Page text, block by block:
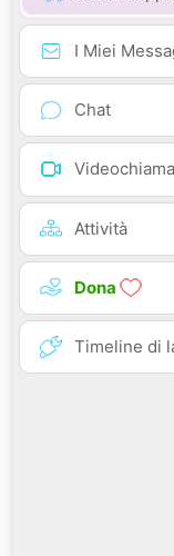
I Miei
Chat
Attività
Dona
Timeline di